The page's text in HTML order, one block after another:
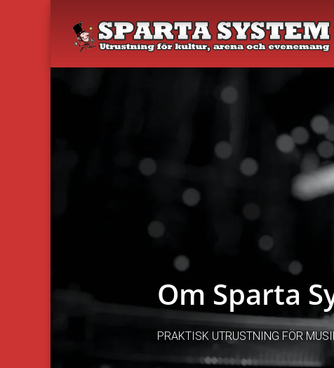
Om Sparta
PRAKTISK UTRUSTNING FÖR